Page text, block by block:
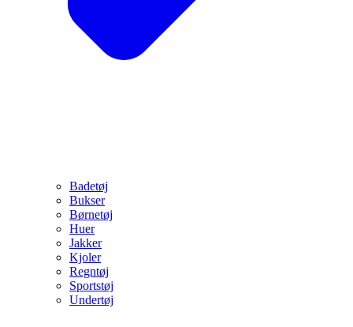
Badetøj
Bukser
Børnetøj
Huer
Jakker
Kjoler
Regntøj
Sportstøj
Undertøj